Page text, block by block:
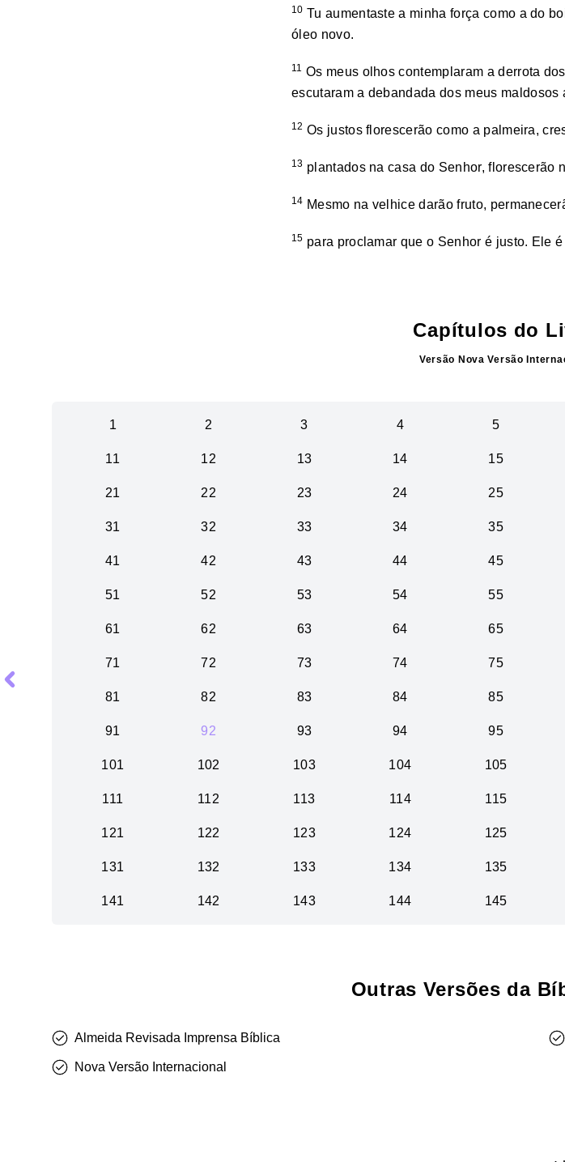
10 Tu aumentaste a minha força como a do
óleo novo.
11 Os meus olhos contemplaram a derrota
escutaram a debandada dos meus maldosos
12 Os justos florescerão como a palmeira,
13 plantados na casa do Senhor, florescerão
14 Mesmo na velhice darão fruto,
15 para proclamar que o Senhor é justo. Ele
Capítulos do
Versão Nova Versão
1 2 3 4 5
11 12 13 14 15
21 22 23 24 25
31 32 33 34 35
41 42 43 44 45
51 52 53 54 55
61 62 63 64 65
71 72 73 74 75
81 82 83 84 85
91 92 93 94 95
101 102 103 104 105
111 112 113 114 115
121 122 123 124 125
131 132 133 134 135
141 142 143 144 145
Outras Versões da
Almeida Revisada Imprensa Bíblica
Nova Versão Internacional